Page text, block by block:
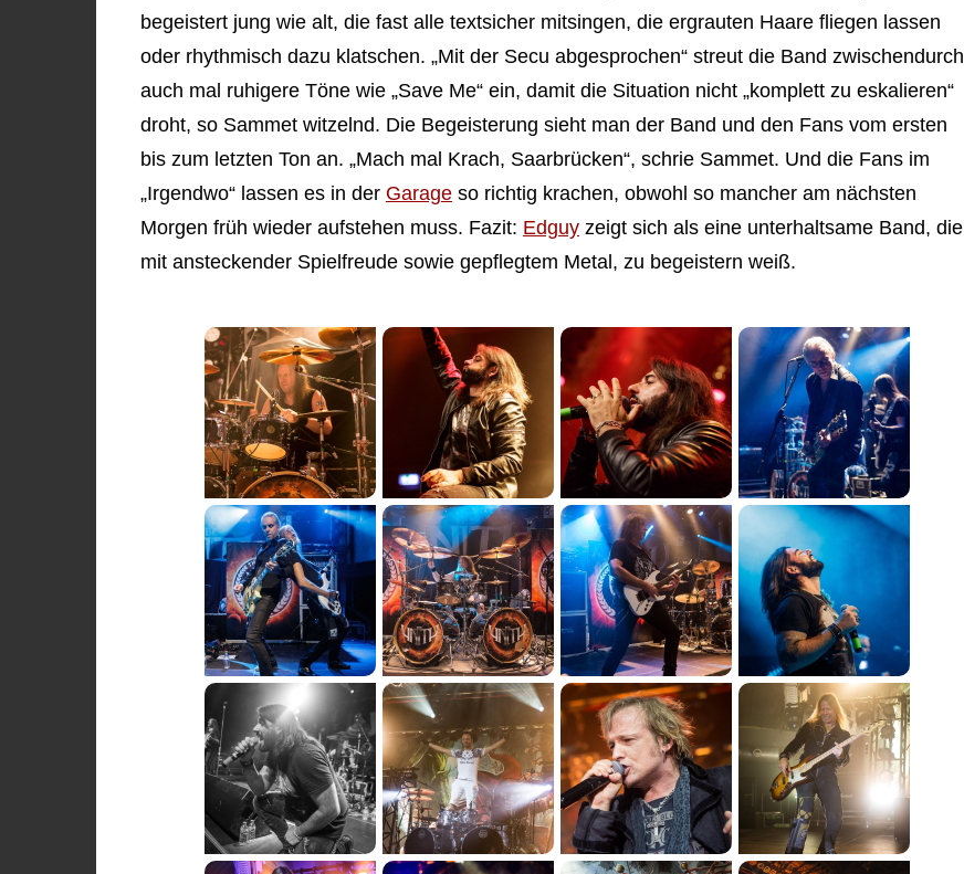
begeistert jung wie alt, die fast alle textsicher mitsingen, die ergrauten Haare fliegen lassen
oder rhythmisch dazu klatschen. „Mit der Secu abgesprochen“ streut die Band zwischendurch
auch mal ruhigere Töne wie „Save Me“ ein, damit die Situation nicht „komplett zu eskalieren“
droht, so Sammet witzelnd. Die Begeisterung sieht man der Band und den Fans vom ersten
bis zum letzten Ton an. „Mach mal Krach, Saarbrücken“, schrie Sammet. Und die Fans im
„Irgendwo“ lassen es in der Garage so richtig krachen, obwohl so mancher am nächsten
Morgen früh wieder aufstehen muss. Fazit: Edguy zeigt sich als eine unterhaltsame Band, die
mit ansteckender Spielfreude sowie gepflegtem Metal, zu begeistern weiß.